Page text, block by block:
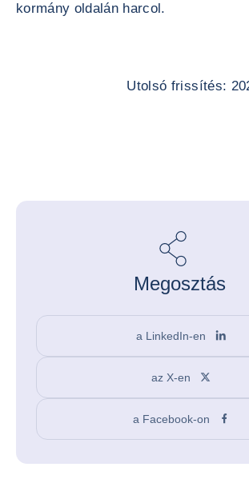
kormány oldalán harcol.
Utolsó frissítés:
Megosztás
a LinkedIn-en
az X-en
a Facebook-on